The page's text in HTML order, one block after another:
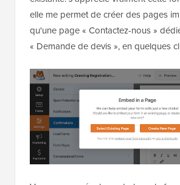
elle me permet de créer des pages
qu'une page « Contactez-nous »
« Demande de devis », en quelques